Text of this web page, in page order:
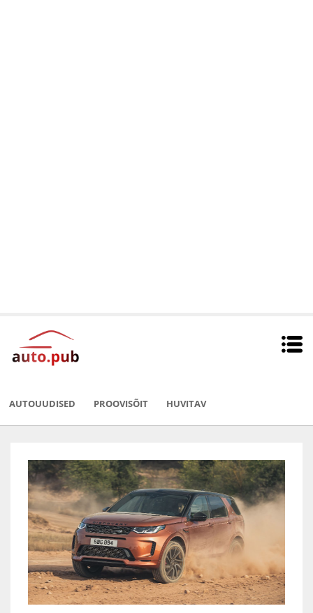
AUTOUUDISED PROOVISÕIT HUVITAV